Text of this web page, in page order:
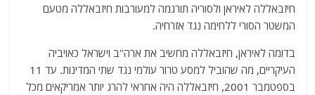
חיזבאללה לאיראן ולסוריה תורגמה למעורבות חיזבאללה מטעם
המשטר הסורי ללחימה נגד אזרחיה.
בדומה לאיראן, חיזבאללה מחשיב את ארה"ב וישראל כאויביה
העיקריים, מה שהוביל למסע טרור עולמי נגד שתי המדינות. עד 11
בספטמבר 2001, חיזבאללה היה אחראי להרג יותר אמריקאים מכל